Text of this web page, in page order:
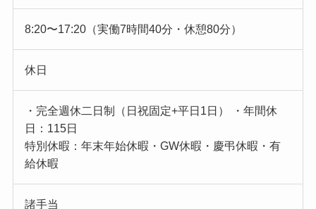
8:20〜17:20（実働7時間40分・休憩80分）
休日
・完全週休二日制（日祝固定+平日1日） ・年間休
日：115日
特別休暇：年末年始休暇・GW休暇・慶弔休暇・有
給休暇
諸手当